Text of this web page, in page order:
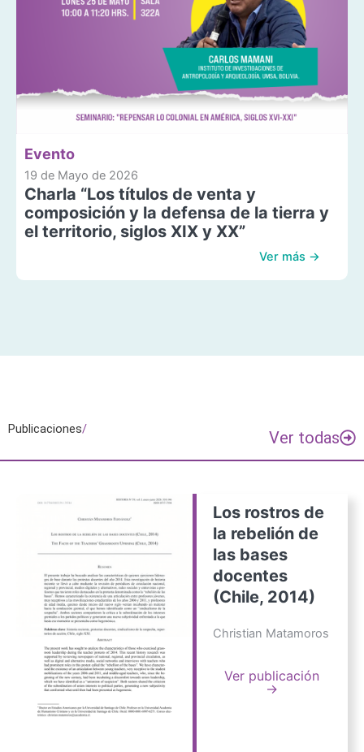
Evento
19 de Mayo de 2026
Charla “Los títulos de venta y
composición y la defensa de la tierra y
el territorio, siglos XIX y XX”
Ver más →
Publicaciones/ Ver todas
Los rostros de
la rebelión de
las bases
docentes
(Chile, 2014)
Christian Matamoros
Ver publicación
→